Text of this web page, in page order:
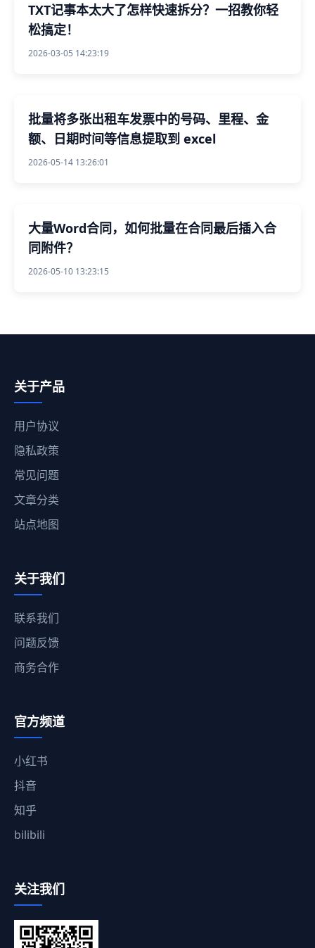
TXT记事本太大了怎样快速拆分？一招教你轻
松搞定！
2026-03-05 14:23:19
批量将多张出租车发票中的号码、里程、金
额、日期时间等信息提取到 excel
2026-05-14 13:26:01
大量Word合同，如何批量在合同最后插入合
同附件？
2026-05-10 13:23:15
关于产品
用户协议
隐私政策
常见问题
文章分类
站点地图
关于我们
联系我们
问题反馈
商务合作
官方频道
小红书
抖音
知乎
bilibili
关注我们